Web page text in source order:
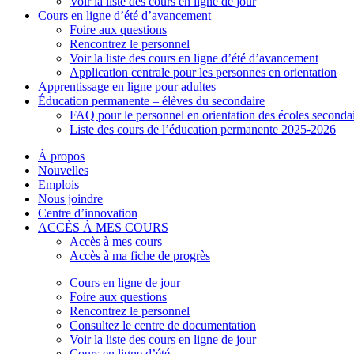
Cours en ligne d’été d’avancement
Foire aux questions
Rencontrez le personnel
Voir la liste des cours en ligne d’été d’avancement
Application centrale pour les personnes en orientation
Apprentissage en ligne pour adultes
Éducation permanente – élèves du secondaire
FAQ pour le personnel en orientation des écoles
Liste des cours de l’éducation permanente 2025-2026
À propos
Nouvelles
Emplois
Nous joindre
Centre d’innovation
ACCÈS À MES COURS
Accès à mes cours
Accès à ma fiche de progrès
Cours en ligne de jour
Foire aux questions
Rencontrez le personnel
Consultez le centre de documentation
Voir la liste des cours en ligne de jour